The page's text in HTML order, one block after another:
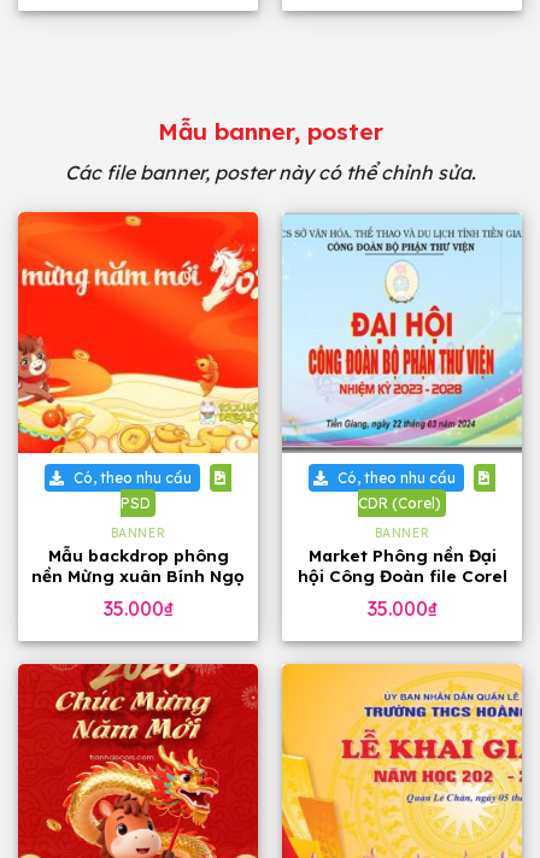
Mẫu banner, poster
Các file banner, poster này có thể chỉnh sửa.
Có, theo nhu cầu
PSD
BANNER
Mẫu backdrop phông
nền Mừng xuân Bính Ngọ
35.000₫
Có, theo nhu cầu
CDR (Corel)
BANNER
Market Phông nền Đại
hội Công Đoàn file Corel
35.000₫